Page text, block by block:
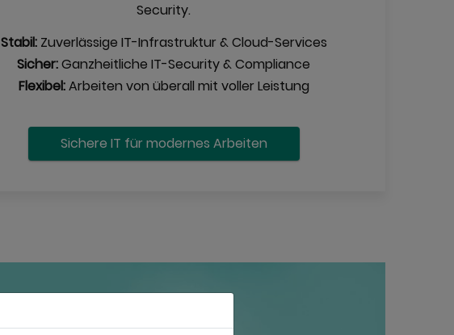
Security.
Stabil:Zuverlässige IT-Infrastruktur & Cloud-Services
Sicher:Ganzheitliche IT-Security & Compliance
Flexibel:Arbeiten von überall mit voller Leistung
Sichere IT für modernes Arbeiten